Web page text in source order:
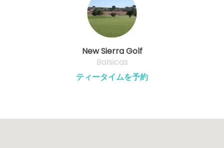
New Sierra Golf
Balsicas
ティータイムを予約